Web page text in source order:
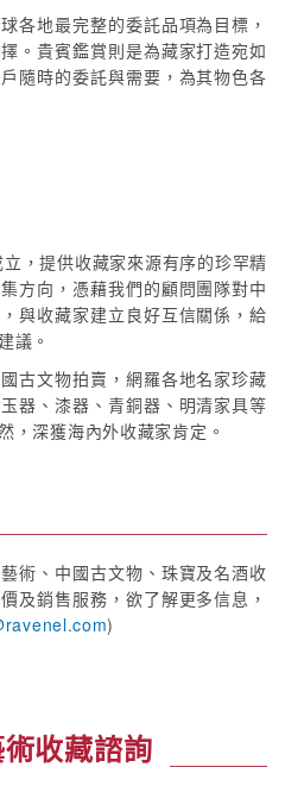
各地最完整的委託品項為目標，
。貴賓鑑賞則是為藏家打造宛如
隨時的委託與需要，為其物色各
，提供收藏家來源有序的珍罕精
方向，憑藉我們的顧問團隊對中
與收藏家建立良好互信關係，給
議。
古文物拍賣，網羅各地名家珍藏
器、漆器、青銅器、明清家具等
，深獲海內外收藏家肯定。
術、中國古文物、珠寶及名酒收
及銷售服務，欲了解更多信息，
)
收藏諮詢